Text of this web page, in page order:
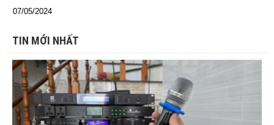
07/05/2024
TIN MỚI NHẤT